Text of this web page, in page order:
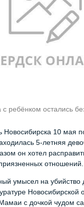
ребёнком остались
Новосибирска 10 мая
5-летняя
он хотел
отношений.
умысел на убийство
Новосибирской
с дочкой чудом